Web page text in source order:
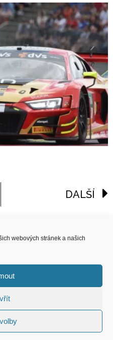
webových stránek a našich
DALŠÍ